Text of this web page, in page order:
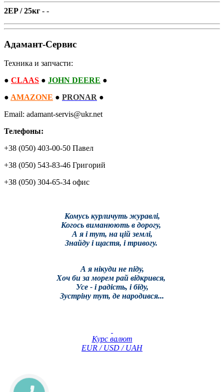
2EP / 25кг - -
Адамант-Сервис
Техника и запчасти:
● CLAAS ● JOHN DEERE ●
● AMAZONE ● PRONAR ●
Email: adamant-servis@ukr.net
Телефоны:
+38 (050) 403-00-50 Павел
+38 (050) 543-83-46 Григорий
+38 (050) 304-65-34 офис
Комусь курличуть журавлі,
Когось виманюють в дорогу,
А я і тут, на цій землі,
Знайду і щастя, і тривогу.
А я нікуди не піду,
Хоч би за морем рай відкрився,
Усе - і радість, і біду,
Зустріну тут, де народився...
Курс валют
EUR / USD / UAH